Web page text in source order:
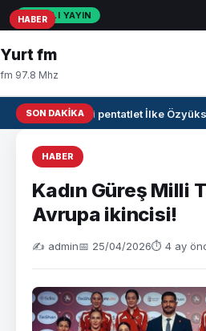
CANLI YAYIN
Yurt fm
fm 97.8 Mhz
SON DAKIKAMilli pentatlet İlke
HABER
Kadın Güreş Milli
Avrupa ikincisi!
✍️ admin📅 25/04/2026⏱ 4 ay
HABER
HABER
HABER